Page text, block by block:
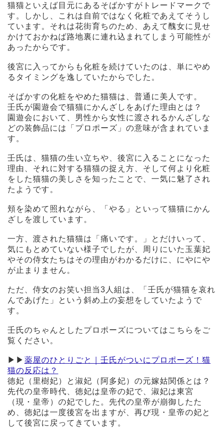
猫猫といえば目元にあるそばかすがトレードマークで
す。しかし、これは自前ではなく化粧であえてそうし
ています。それは花街育ちのため、あえて醜女に見せ
かけておかねば路地裏に連れ込まれてしまう可能性が
あったからです。
後宮に入ってからも化粧を続けていたのは、単にやめ
るタイミングを逸していたからでした。
そばかすの化粧をやめた猫猫は、普通に美人です。
壬氏が園遊会で猫猫にかんざしをあげた理由とは？
園遊会において、男性から女性に渡されるかんざしな
どの装飾品には「プロポーズ」の意味が含まれていま
す。
壬氏は、猫猫の生い立ちや、後宮に入ることになった
理由、それに対する猫猫の捉え方、そして何より化粧
をした猫猫の美しさを知ったことで、一気に魅了され
たようです。
頬を染めて照れながら、「やる」といって猫猫にかん
ざしを渡しています。
一方、渡された猫猫は「痛いです。」とだけいって、
気にもとめていない様子でしたが、周りにいた玉葉妃
やその侍女たちはその理由がわかるだけに、にやにや
が止まりません。
ただ、侍女のお笑い担当3人組は、「壬氏が猫猫を哀れ
んであげた」という斜め上の妄想をしていたようで
す。
壬氏のちゃんとしたプロポーズについてはこちらをご
覧ください。
▶︎▶︎ 薬屋のひとりごと｜壬氏がついにプロポーズ！猫
猫の反応は？
徳妃（里樹妃）と淑妃（阿多妃）の元嫁姑関係とは？
先代の皇帝時代、徳妃は皇帝の妃で、淑妃は東宮
（現・皇帝）の妃でした。先代の皇帝が崩御したた
め、徳妃は一度後宮を出ますが、再び現・皇帝の妃と
して後宮に戻ってきています。